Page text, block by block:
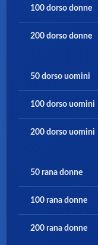
100 dorso donne
200 dorso donne
50 dorso uomini
100 dorso uomini
200 dorso uomini
50 rana donne
100 rana donne
200 rana donne